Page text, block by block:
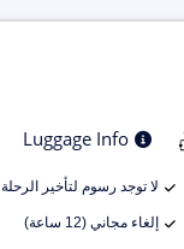
Luggage Info
لا توجد رسوم لتأخير الرحلة
إلغاء مجاني (12 ساعة)